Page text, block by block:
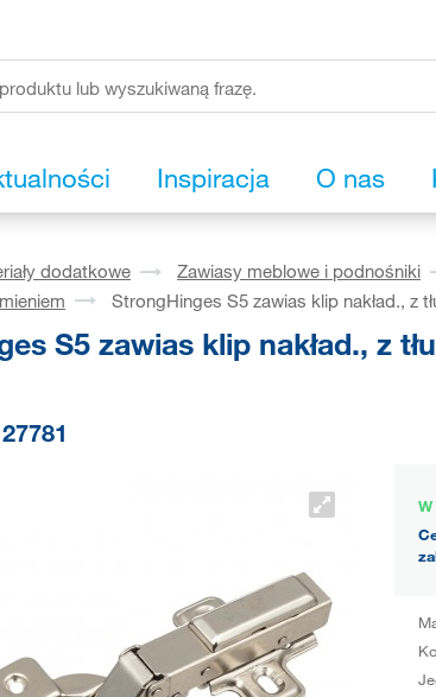
Inspiracja O nas
dodatkowe Zawiasy meblowe i podnośniki
StrongHinges S5 zawias klip nakład., z
S5 zawias klip nakład., z